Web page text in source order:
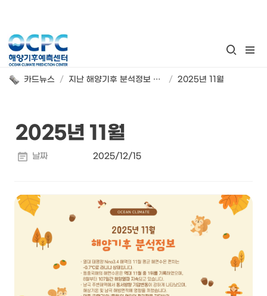
카드뉴스 / 지난 해양기후 분석정보 카드뉴스 / 2025년 11월
2025년 11월
날짜 2025/12/15